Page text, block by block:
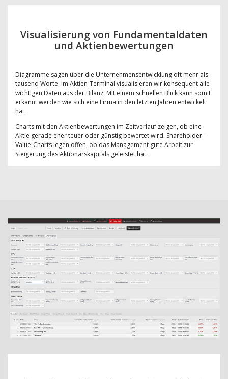
Visualisierung von Fundamentaldaten
und Aktienbewertungen
Diagramme sagen über die Unternehmensentwicklung oft mehr als
tausend Worte. Im Aktien-Terminal visualisieren wir konsequent alle
wichtigen Daten aus der Bilanz. Mit einem schnellen Blick kann somit
erkannt werden wie sich eine Firma in den letzten Jahren entwickelt
hat.
Charts mit den Aktienbewertungen im Zeitverlauf zeigen, ob eine
Aktie gerade eher teuer oder günstig bewertet wird. Shareholder-
Value-Charts legen offen, ob das Management gute Arbeit zur
Steigerung des Aktionärskapitals geleistet hat.